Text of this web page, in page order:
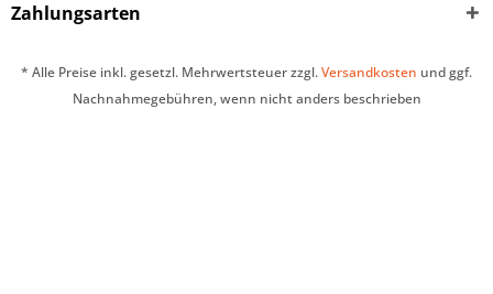
Zahlungsarten
* Alle Preise inkl. gesetzl. Mehrwertsteuer zzgl.Versandkosten und ggf.
Nachnahmegebühren, wenn nicht anders beschrieben